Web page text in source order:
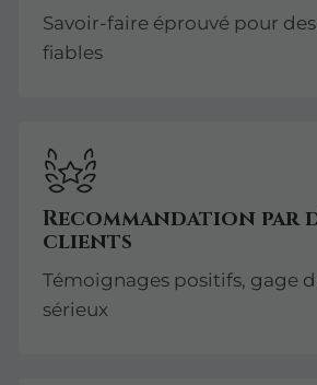
Savoir-faire éprouvé pour
fiables
Recommandation par
clients
Témoignages positifs, gage
sérieux